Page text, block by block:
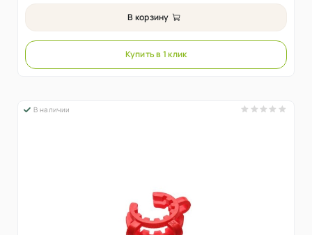
В корзину
Купить в 1 клик
В наличии